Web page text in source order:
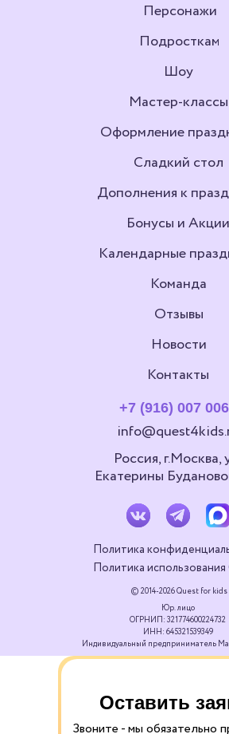
Персонажи
Подросткам
Шоу
Мастер-классы
Оформление
Сладкий стол
Дополнения к
Бонусы и Акции
Календарные
Политика
Политика
+7 (916) 007
Россия, г.Москва,
Екатерины
© 2014-2026 Quest for kids
Новости
Отзывы
Команда
Контакты
Юр. лицо
ОГРНИП: 321774600224732
ИНН: 645321539349
Индивидуальный предприниматель
Оставить
Звоните - мы обязательно